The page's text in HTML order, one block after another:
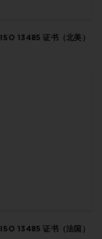
ISO 13485 证书（北美）
ISO 13485 证书（法国）